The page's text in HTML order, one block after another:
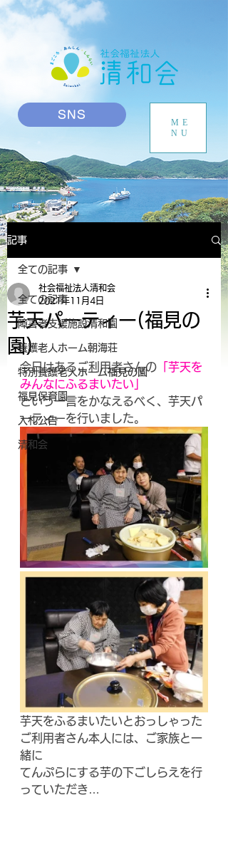
SNS
ME
NU
記事
全ての記事
障害者支援施設清和園
養護老人ホーム朝海荘
特別養護老人ホーム福見の園
福見保育園
入札公告
清和会
全ての記事
芋天パーティー(福見の
園)
社会福祉法人清和会
2021年11月4日
今日はあるご利用者さんの 「芋天を
みんなにふるまいたい」
という一言をかなえるべく、芋天パ
ーティーを行いました。
芋天をふるまいたいとおっしゃった
ご利用者さん本人には、ご家族と一
緒に
てんぷらにする芋の下ごしらえを行
っていただき…